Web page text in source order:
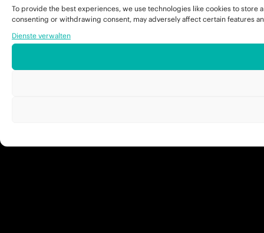
To provide the best experiences, we use technologies like cookies to
consenting or withdrawing consent, may adversely affect certain features
Dienste verwalten